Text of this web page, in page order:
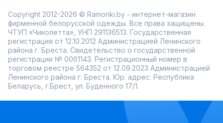
Copyright 2012-2026 © Ramonki.by - интернет-магазин
фирменной белорусской одежды. Все права защищены.
ЧТУП «Чиколетта», УНП 291136513. Государственная
регистрация от 12.10.2012 Администрацией Ленинского
района г. Бреста. Свидетельство о государственной
регистрации № 0061143. Регистрационный номер в
торговом реестре 564352 от 12.09.2023 Администрацией
Ленинского района г. Бреста. Юр. адрес: Республика
Беларусь, г.Брест, ул. Буденного 17/1.